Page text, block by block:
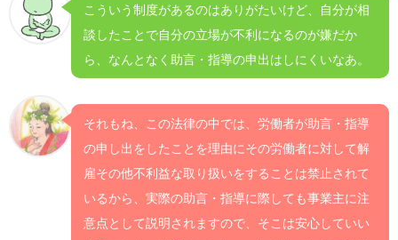
こういう制度があるのはありがたいけど、自分が相
談したことで自分の立場が不利になるのが嫌だか
ら、なんとなく助言・指導の申出はしにくいなあ。
それもね、この法律の中では、労働者が助言・指導
の申し出をしたことを理由にその労働者に対して解
雇その他不利益な取り扱いをすることは禁止されて
いるから、実際の助言・指導に際しても事業主に注
意点として説明されますので、そこは安心していい